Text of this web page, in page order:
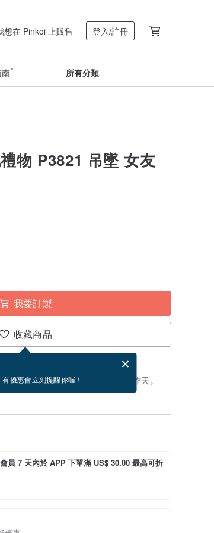
想在 Pinkoi 上販售 登入/註冊
所有分類
物 P3821 吊墜 女友
我要訂製
收藏商品
優惠會立刻提醒你喔！
填寫
開始製作到寄出商品為 90 個工作天。
員 7 天內於 APP 下單滿 US$ 30.00 最高可折